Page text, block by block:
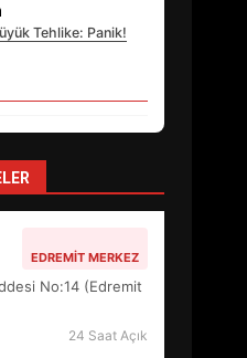
Tehlike: Panik!
EDREMIT MERKEZ
No:14 (Edremit
24 Saat Açık
NE
MÜZELERİNDE
NE DEĞİŞTİ?